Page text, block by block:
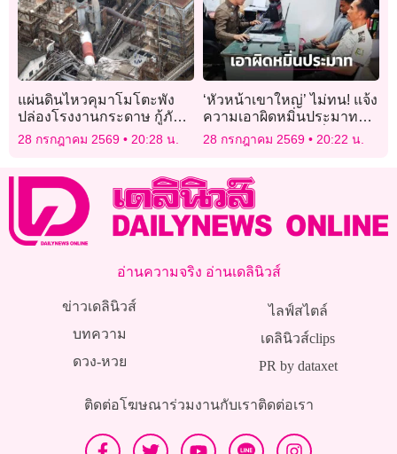
แผ่นดินไหวคุมาโมโตะพัง
ปล่องโรงงานกระดาษ กู้ภัย
เร่งค้นหาผู้สูญหาย
28 กรกฎาคม 2569 20:28 น.
‘หัวหน้าเขาใหญ่’ ไม่ทน! แจ้ง
ความเอาผิดหมิ่นประมาท
เพจชมรมจิตอาสาเพื่อผู้
พิทักษ์ทรัพยากรประเทศไทย
28 กรกฎาคม 2569 20:22 น.
อ่านความจริง อ่านเดลินิวส์
ข่าวเดลินิวส์
บทความ
ดวง-หวย
ไลฟ์สไตล์
เดลินิวส์clips
PR by dataxet
ติดต่อโฆษณาร่วมงานกับเราติดต่อเรา